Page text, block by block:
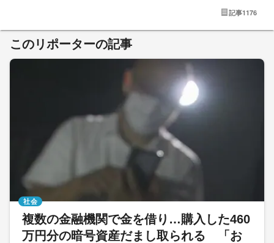
記事1176
このリポーターの記事
複数の金融機関で金を借り…購入した460
万円分の暗号資産だまし取られる 「お
社会